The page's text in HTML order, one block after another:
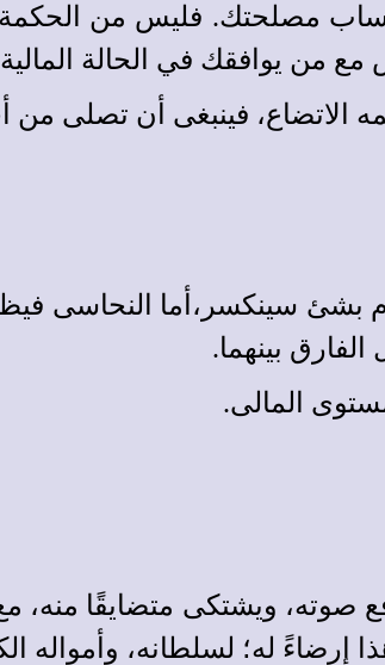
مصلحتك. فليس من الحكمة
من يوافقك في الحالة
الاتضاع، فينبغى أن تصلى
سينكسر،أما النحاسى
بينهما.
المالى.
ويشتكى متضايقًا منه، مع
له؛ لسلطانه، وأمواله